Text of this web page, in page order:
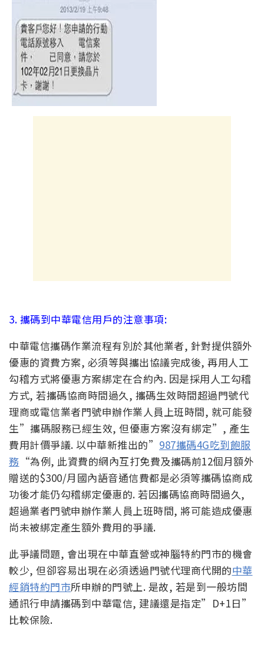
3. 攜碼到中華電信用戶的注意事項:
中華電信攜碼作業流程有別於其他業者, 針對提供額外
優惠的資費方案, 必須等與攜出協議完成後, 再用人工
勾稽方式將優惠方案綁定在合約內. 因是採用人工勾稽
方式, 若攜碼協商時間過久, 攜碼生效時間超過門號代
理商或電信業者門號申辦作業人員上班時間, 就可能發
生”攜碼服務已經生效, 但優惠方案沒有綁定”, 產生
費用計價爭議. 以中華新推出的” 987攜碼4G吃到飽服
務 “為例, 此資費的網內互打免費及攜碼前12個月額外
贈送的$300/月國內語音通信費都是必須等攜碼協商成
功後才能仍勾稽綁定優惠的. 若因攜碼協商時間過久,
超過業者門號申辦作業人員上班時間, 將可能造成優惠
尚未被綁定產生額外費用的爭議.
此爭議問題, 會出現在中華直營或神腦特約門市的機會
較少, 但卻容易出現在必須透過門號代理商代開的中華
經銷特約門市所申辦的門號上. 是故, 若是到一般坊間
通訊行申請攜碼到中華電信, 建議還是指定”D+1日”
比較保險.